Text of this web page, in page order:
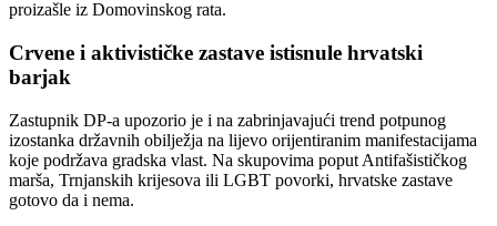
proizašle iz Domovinskog rata.
Crvene i aktivističke zastave istisnule hrvatski
barjak
Zastupnik DP-a upozorio je i na zabrinjavajući trend potpunog
izostanka državnih obilježja na lijevo orijentiranim manifestacijama
koje podržava gradska vlast. Na skupovima poput Antifašističkog
marša, Trnjanskih krijesova ili LGBT povorki, hrvatske zastave
gotovo da i nema.